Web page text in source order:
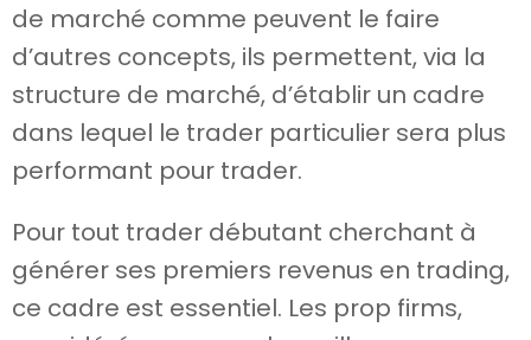
de marché comme peuvent le faire
d’autres concepts, ils permettent, via la
structure de marché, d’établir un cadre
dans lequel le trader particulier sera plus
performant pour trader.
Pour tout trader débutant cherchant à
générer ses premiers revenus en trading,
ce cadre est essentiel. Les prop firms,